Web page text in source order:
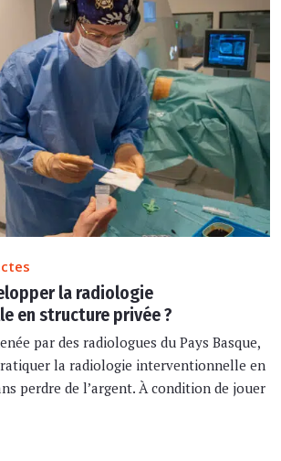
la radiologie
en structure privée ?
par des radiologues du Pays Basque,
la radiologie interventionnelle en
perdre de l’argent. À condition de jouer